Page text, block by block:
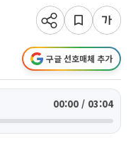
구글 선호매체 추가
00:00 / 03:04